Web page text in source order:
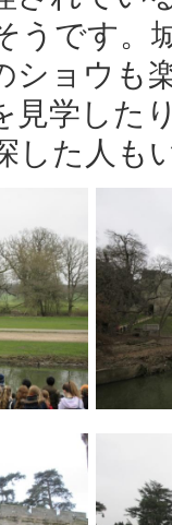
うです。
ショウも
見学した
した人も